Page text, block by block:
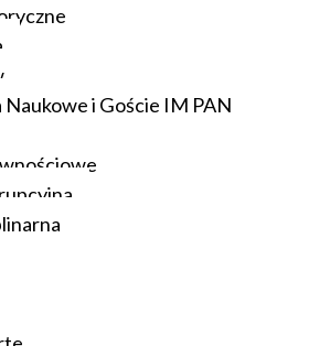
Naukowe i Goście IM PAN